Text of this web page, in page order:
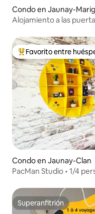
Condo en Jaunay-
Alojamiento a las
Favorito entre
Favorito entre
Condo en Jaunay-Clan
Superanfitrión
Superanfitrión